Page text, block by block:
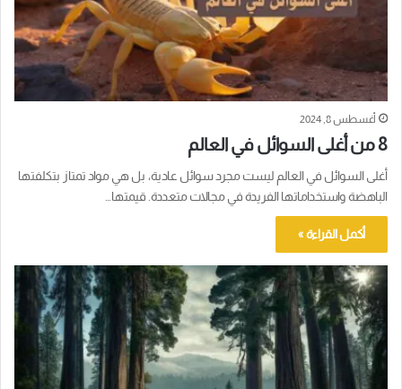
أغسطس 8, 2024
8 من أغلى السوائل في العالم
أغلى السوائل في العالم ليست مجرد سوائل عادية، بل هي مواد تمتاز بتكلفتها
الباهضة واستخداماتها الفريدة في مجالات متعددة. قيمتها…
أكمل القراءة »